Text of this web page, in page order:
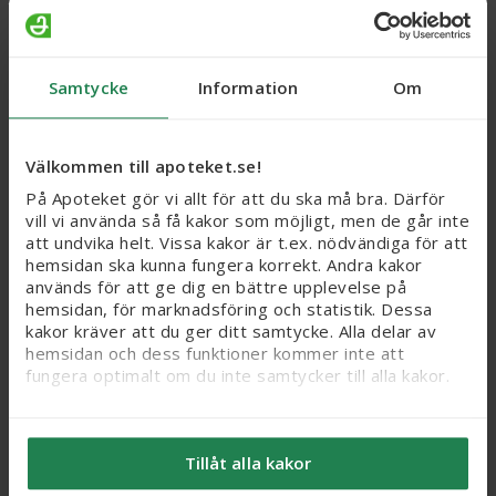
Samtycke Information Om
Välkommen till apoteket.se!
På Apoteket gör vi allt för att du ska må bra. Därför
vill vi använda så få kakor som möjligt, men de går inte
att undvika helt. Vissa kakor är t.ex. nödvändiga för att
hemsidan ska kunna fungera korrekt. Andra kakor
används för att ge dig en bättre upplevelse på
hemsidan, för marknadsföring och statistik. Dessa
kakor kräver att du ger ditt samtycke. Alla delar av
hemsidan och dess funktioner kommer inte att
fungera optimalt om du inte samtycker till alla kakor.
komma att behandlas genom kakor, eftersom vi bl. a.
säljer integritetskänsliga produkter som receptfria
läkemedel och produkter relaterade till hälsostatus
Tillåt alla kakor
59 kr
Vi-Siblin S, granulat i
dospåse 880 mg/g, 50 st
Läkemedel
Importal Ex-Lax, oralt
pulver i dospåse 10 g
Navamedic AB, 100 st